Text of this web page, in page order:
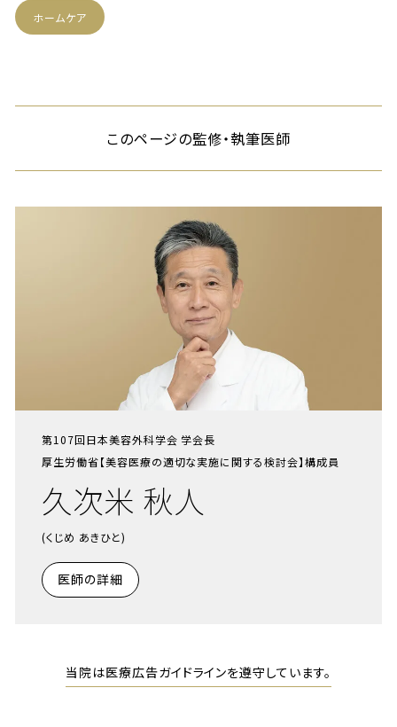
ホームケア
このページの監修・執筆医師
第107回日本美容外科学会 学会長
厚生労働省【美容医療の適切な実施に関する検討会】構成員
久次米 秋人
(くじめ あきひと)
医師の詳細
当院は医療広告ガイドラインを遵守しています。